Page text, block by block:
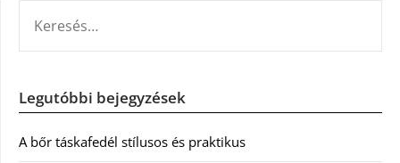
Legutóbbi bejegyzések
A bőr táskafedél stílusos és praktikus